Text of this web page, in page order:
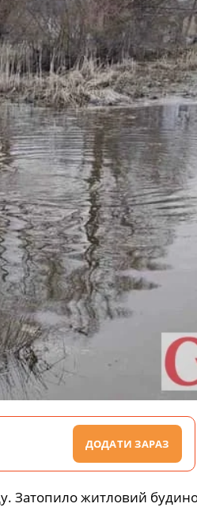
ДОДАТИ ЗАРАЗ
Затопило житловий